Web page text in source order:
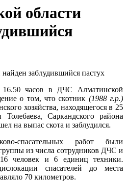
области
часов в ДЧС Алматинской
о том, что скотник (1988 г.р.)
хозяйства, находящегося в 25
Саркандского района
на выпас скота и заблудился.
спасательных работ были
из числа сотрудников ДЧС и
человек и 6 единиц техники.
спасателей до места
70 километров.